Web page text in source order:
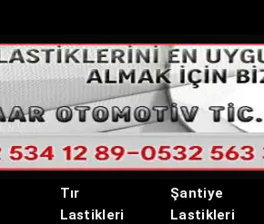
Tır
Lastikleri
Şantiye
Lastikleri